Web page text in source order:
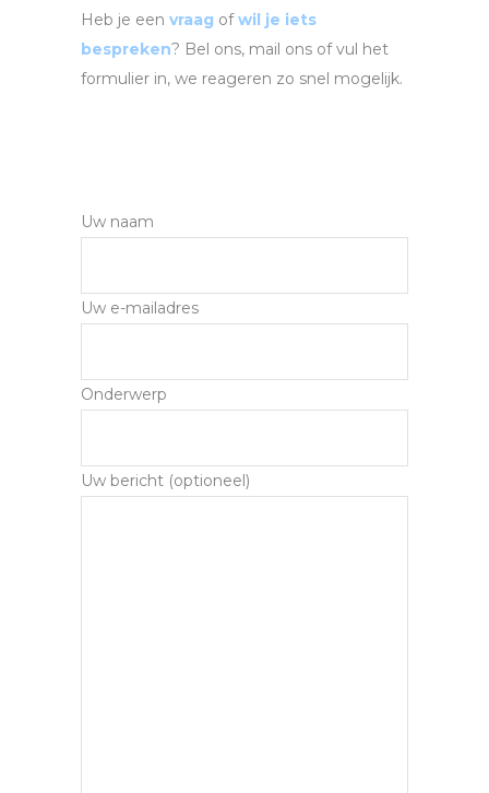
Heb je een vraag ofwil je iets
bespreken? Bel ons, mail ons of vul het
formulier in, we reageren zo snel mogelijk.
Uw naam
Uw e-mailadres
Onderwerp
Uw bericht (optioneel)